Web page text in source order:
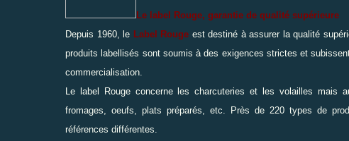
Le label Rouge, garantie de qualité supérieure
Depuis 1960, le Label Rouge est destiné à assurer la qualité
produits labellisés sont soumis à des exigences strictes et
commercialisation.
Le label Rouge concerne les charcuteries et les volailles
fromages, oeufs, plats préparés, etc. Près de 220 types de
références différentes.